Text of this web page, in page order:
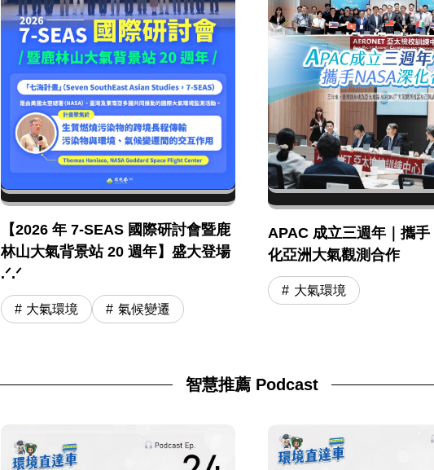
【2026 年 7-SEAS 國際研討會暨鹿
林山大氣背景站 20 週年】盛大登場
.ᐟ.ᐟ
大氣環境 氣候變遷
APAC 成立三週年｜攜
化亞洲大氣觀測合作
大氣環境
智慧推薦 Podcast